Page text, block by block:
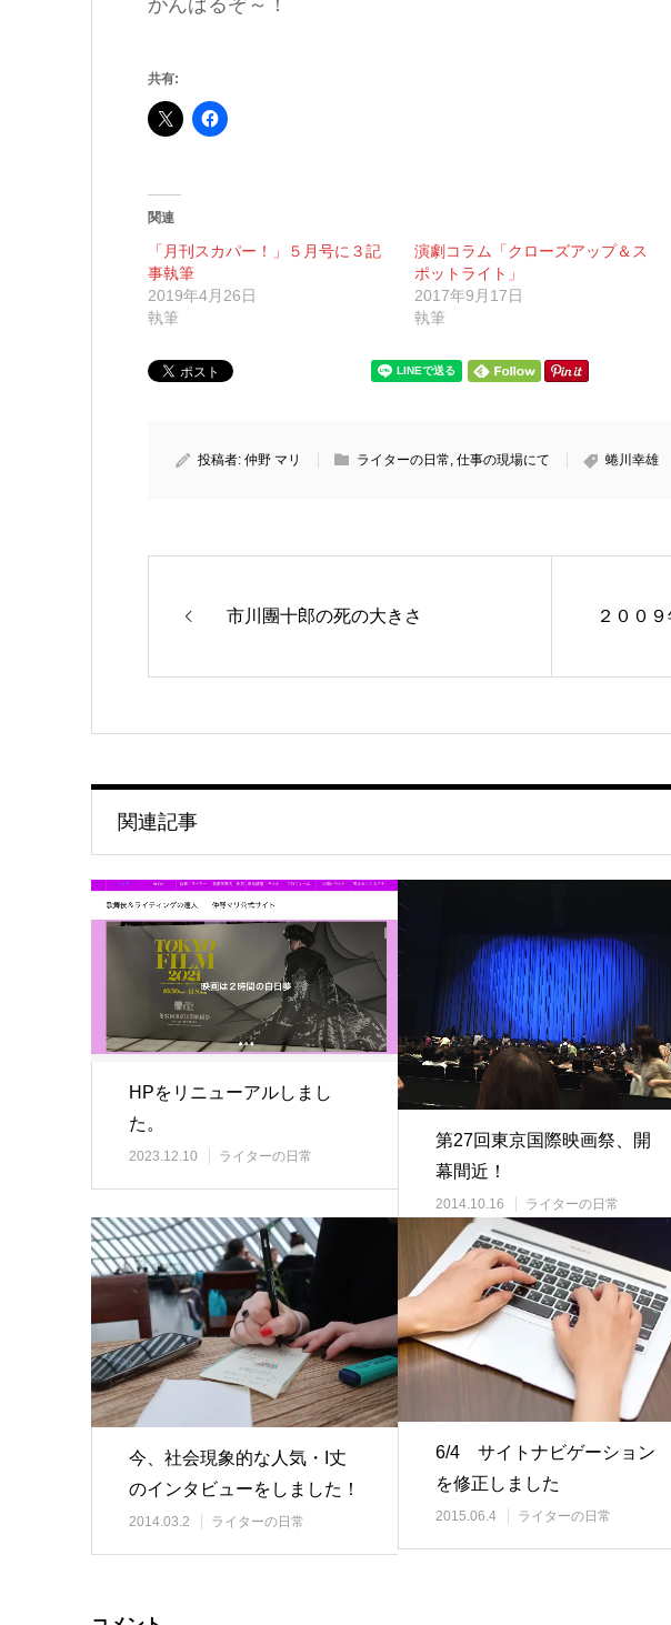
がんばるぞ～！
共有:
関連
「月刊スカパー！」５月号に３記
事執筆
2019年4月26日
執筆
演劇コラム「クローズアップ＆ス
ポットライト」
2017年9月17日
執筆
投稿者: 仲野 マリ ライターの日常, 仕事の現場にて 蜷川幸雄
市川團十郎の死の大きさ ２００
関連記事
HPをリニューアルしまし
た。
2023.12.10 ライターの日常
第27回東京国際映画祭、開
幕間近！
2014.10.16 ライターの日常
今、社会現象的な人気・I丈
のインタビューをしました！
2014.03.2 ライターの日常
6/4 サイトナビゲーション
を修正しました
2015.06.4 ライターの日常